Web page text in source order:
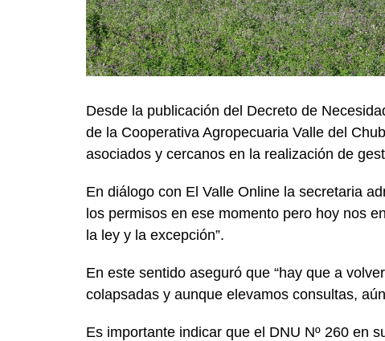
Desde la publicación del Decreto de
de la Cooperativa Agropecuaria Valle del
asociados y cercanos en la realización de
En diálogo con El Valle Online la secretaria
los permisos en ese momento pero hoy nos
la ley y la excepción”.
En este sentido aseguró que “hay que a
colapsadas y aunque elevamos consultas,
Es importante indicar que el DNU Nº 260 en